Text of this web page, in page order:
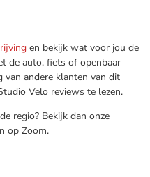
en bekijk wat voor jou de
de auto, fiets of openbaar
van andere klanten van dit
Velo reviews te lezen.
regio? Bekijk dan onze
op Zoom.